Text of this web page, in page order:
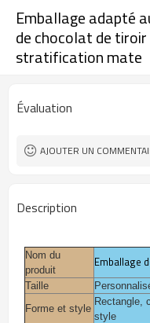
Emballage adapté
de chocolat de
stratification mate
Évaluation
AJOUTER UN
Description
Nom du
produit
Emballage
Taille
Forme et style
Rectangle,
style